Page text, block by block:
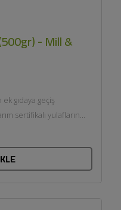
- Mill &
gıdaya geçiş
sertifikalı yulafların